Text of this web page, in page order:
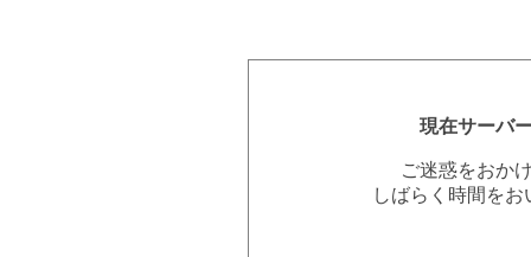
現在サーバ
ご迷惑をおか
しばらく時間を